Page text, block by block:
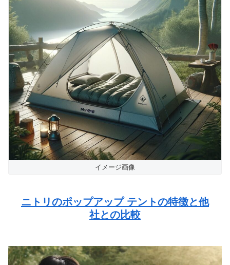
イメージ画像
ニトリのポップアップ テントの特徴と他
社との比較